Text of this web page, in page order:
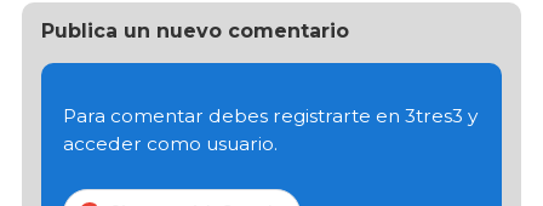
Publica un nuevo comentario
Para comentar debes registrarte en 3tres3 y
acceder como usuario.